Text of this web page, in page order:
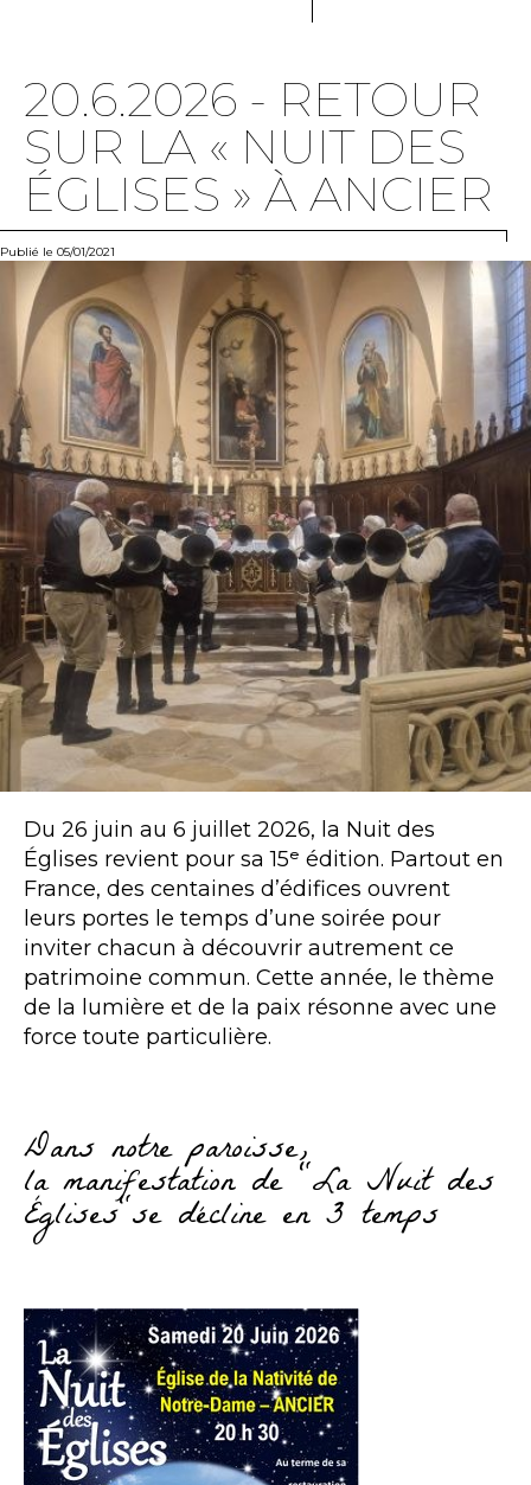
20.6.2026 - RETOUR
SUR LA « NUIT DES
ÉGLISES » À ANCIER
Publié le 05/01/2021
Du 26 juin au 6 juillet 2026, la Nuit des
Églises revient pour sa 15ᵉ édition. Partout en
France, des centaines d’édifices ouvrent
leurs portes le temps d’une soirée pour
inviter chacun à découvrir autrement ce
patrimoine commun. Cette année, le thème
de la lumière et de la paix résonne avec une
force toute particulière.
Dans notre paroisse,
la manifestation de "La Nuit des
Églises"se décline en 3 temps